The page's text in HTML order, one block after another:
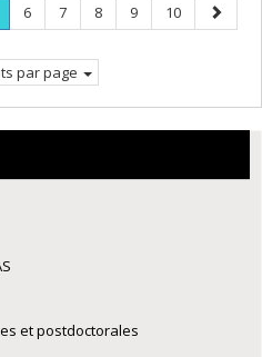
Page
6 Page
7 Page
8 Page
9 Page
10
Page
par page
et postdoctorales